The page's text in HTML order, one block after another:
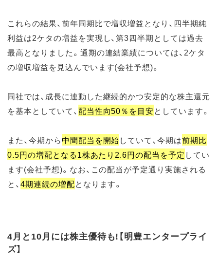
これらの結果、前年同期比で増収増益となり、四半期純
利益は2ケタの増益を実現し、第3四半期としては過去
最高となりました。通期の連結業績については、2ケタ
の増収増益を見込んでいます(会社予想)。
同社では、成長に連動した継続的かつ安定的な株主還元
を基本としていて、配当性向50％を目安としています。
また、今期から中間配当を開始していて、今期は前期比
0.5円の増配となる1株あたり2.6円の配当を予定 してい
ます(会社予想)。なお、この配当が予定通り実施される
と、4期連続の増配となります。
4月と10月には株主優待も!【明豊エンタープライ
ズ】